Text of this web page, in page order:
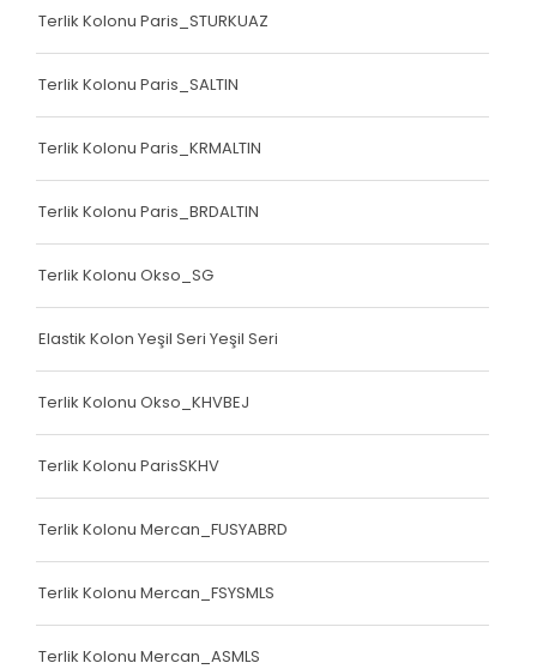
Terlik Kolonu Paris_STURKUAZ
Terlik Kolonu Paris_SALTIN
Terlik Kolonu Paris_KRMALTIN
Terlik Kolonu Paris_BRDALTIN
Terlik Kolonu Okso_SG
Elastik Kolon Yeşil Seri Yeşil Seri
Terlik Kolonu Okso_KHVBEJ
Terlik Kolonu ParisSKHV
Terlik Kolonu Mercan_FUSYABRD
Terlik Kolonu Mercan_FSYSMLS
Terlik Kolonu Mercan_ASMLS